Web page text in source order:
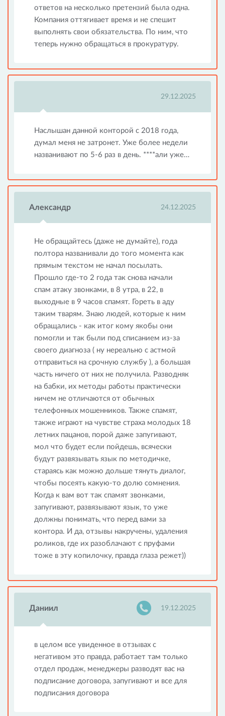
ответов на несколько претензий была одна.
Компания оттягивает время и не спешит
выполнять свои обязательства. По ним, что
теперь нужно обращаться в прокуратуру.
29.12.2025
Наслышан данной конторой с 2018 года,
думал меня не затронет. Уже более недели
названивают по 5-6 раз в день. ****али уже…
Александр 24.12.2025
Не обращайтесь (даже не думайте), года
полтора названивали до того момента как
прямым текстом не начал посылать.
Прошло где-то 2 года так снова начали
спам атаку звонками, в 8 утра, в 22, в
выходные в 9 часов спамят. Гореть в аду
таким тварям. Знаю людей, которые к ним
обращались - как итог кому якобы они
помогли и так были под списанием из-за
своего диагноза ( ну нереально с астмой
отправиться на срочную службу ), а большая
часть ничего от них не получила. Разводняк
на бабки, их методы работы практически
ничем не отличаются от обычных
телефонных мошенников. Также спамят,
также играют на чувстве страха молодых 18
летних пацанов, порой даже запугивают,
мол что будет если пойдешь, всячески
будут развязывать язык по методичке,
стараясь как можно дольше тянуть диалог,
чтобы посеять какую-то долю сомнения.
Когда к вам вот так спамят звонками,
запугивают, развязывают язык, то уже
должны понимать, что перед вами за
контора. И да, отзывы накручены, удаления
роликов, где их разоблачают с пруфами
тоже в эту копилочку, правда глаза режет))
Даниил 19.12.2025
в целом все увиденное в отзывах с
негативом это правда, работает там только
отдел продаж, менеджеры разводят вас на
подписание договора, запугивают и все для
подписания договора